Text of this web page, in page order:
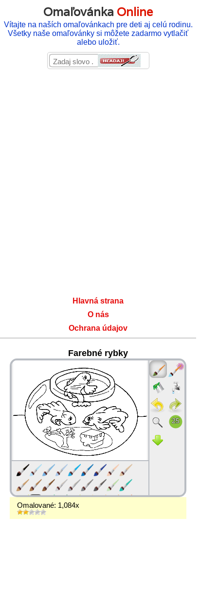
Omaľovánka Online
Vítajte na naších omaľovánkach pre deti aj celú rodinu.
Všetky naše omaľovánky si môžete zadarmo vytlačiť
alebo uložiť.
Hlavná strana
O nás
Ochrana údajov
Farebné rybky
Omalované: 1,084x